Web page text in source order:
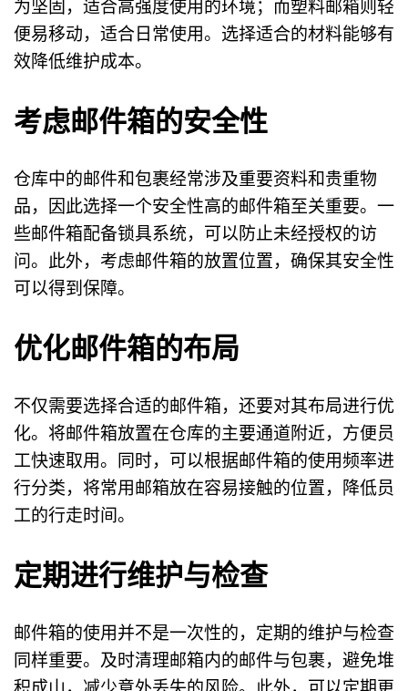
为坚固，适合高强度使用的环境；而塑料邮箱则轻
便易移动，适合日常使用。选择适合的材料能够有
效降低维护成本。
考虑邮件箱的安全性
仓库中的邮件和包裹经常涉及重要资料和贵重物
品，因此选择一个安全性高的邮件箱至关重要。一
些邮件箱配备锁具系统，可以防止未经授权的访
问。此外，考虑邮件箱的放置位置，确保其安全性
可以得到保障。
优化邮件箱的布局
不仅需要选择合适的邮件箱，还要对其布局进行优
化。将邮件箱放置在仓库的主要通道附近，方便员
工快速取用。同时，可以根据邮件箱的使用频率进
行分类，将常用邮箱放在容易接触的位置，降低员
工的行走时间。
定期进行维护与检查
邮件箱的使用并不是一次性的，定期的维护与检查
同样重要。及时清理邮箱内的邮件与包裹，避免堆